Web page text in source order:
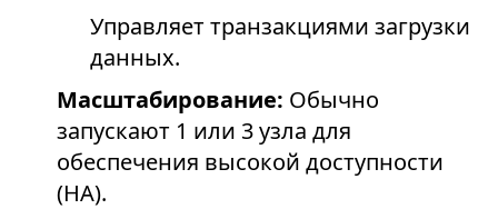
Управляет транзакциями загрузки
данных.
Масштабирование: Обычно
запускают 1 или 3 узла для
обеспечения высокой доступности
(HA).